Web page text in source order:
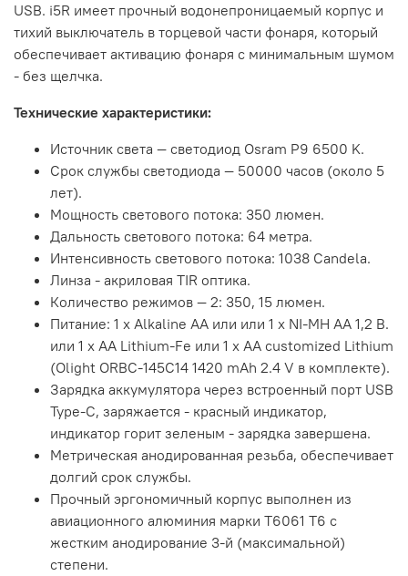
USB. i5R имеет прочный водонепроницаемый корпус и
тихий выключатель в торцевой части фонаря, который
обеспечивает активацию фонаря с минимальным шумом
- без щелчка.
Технические характеристики:
Источник света — светодиод Osram P9 6500 K.
Срок службы светодиода — 50000 часов (около 5
лет).
Мощность светового потока: 350 люмен.
Дальность светового потока: 64 метра.
Интенсивность светового потока: 1038 Candela.
Линза - акриловая TIR оптика.
Количество режимов — 2: 350, 15 люмен.
Питание: 1 х Alkaline АА или или 1 х NI-MH АА 1,2 В.
или 1 х AA Lithium-Fe или 1 х AA customized Lithium
(Olight ORBC-145C14 1420 mAh 2.4 V в комплекте).
Зарядка аккумулятора через встроенный порт USB
Type-C, заряжается - красный индикатор,
индикатор горит зеленым - зарядка завершена.
Метрическая анодированная резьба, обеспечивает
долгий срок службы.
Прочный эргономичный корпус выполнен из
авиационного алюминия марки Т6061 T6 с
жестким анодирование 3-й (максимальной)
степени.